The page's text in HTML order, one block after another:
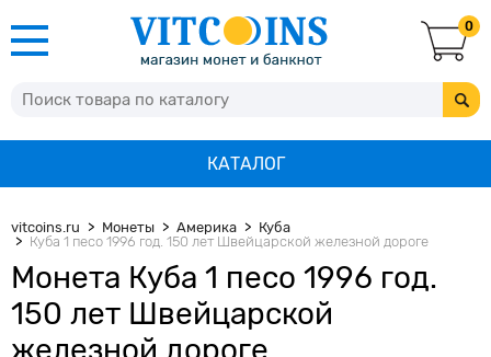
0
КАТАЛОГ
vitcoins.ru Монеты Америка
Куба
Куба 1 песо 1996 год. 150 лет Швейцарской железной дороге
Монета Куба 1 песо 1996 год.
150 лет Швейцарской